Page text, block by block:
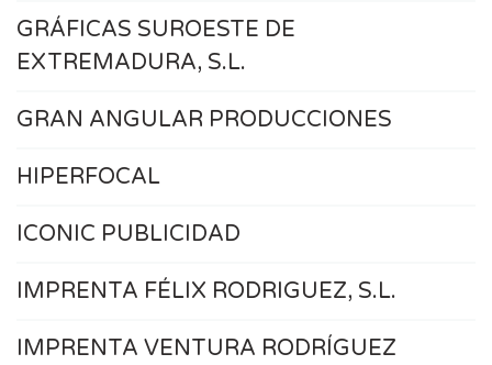
GRÁFICAS SUROESTE DE
EXTREMADURA, S.L.
GRAN ANGULAR PRODUCCIONES
HIPERFOCAL
ICONIC PUBLICIDAD
IMPRENTA FÉLIX RODRIGUEZ, S.L.
IMPRENTA VENTURA RODRÍGUEZ